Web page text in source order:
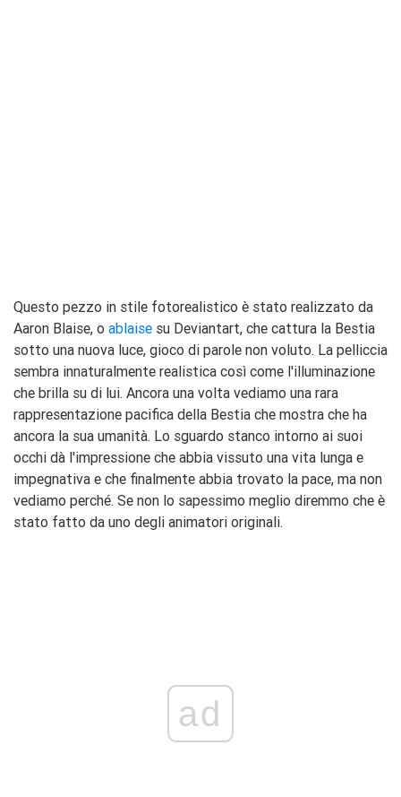
Questo pezzo in stile fotorealistico è stato realizzato da
Aaron Blaise, o ablaise su Deviantart, che cattura la Bestia
sotto una nuova luce, gioco di parole non voluto. La pelliccia
sembra innaturalmente realistica così come l'illuminazione
che brilla su di lui. Ancora una volta vediamo una rara
rappresentazione pacifica della Bestia che mostra che ha
ancora la sua umanità. Lo sguardo stanco intorno ai suoi
occhi dà l'impressione che abbia vissuto una vita lunga e
impegnativa e che finalmente abbia trovato la pace, ma non
vediamo perché. Se non lo sapessimo meglio diremmo che è
stato fatto da uno degli animatori originali.
ad